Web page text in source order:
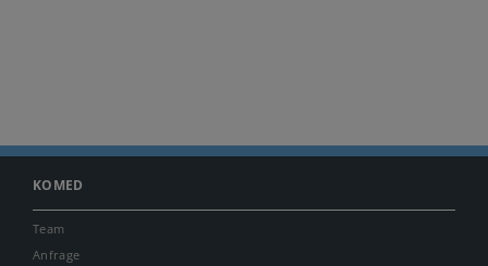
KOMED
Team
Anfrage